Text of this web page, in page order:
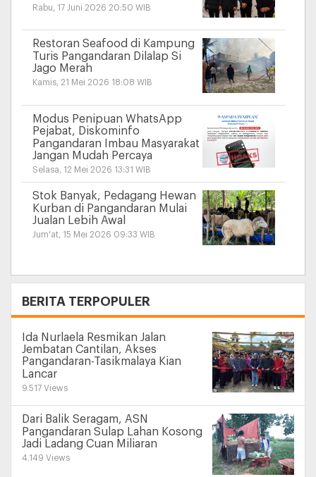
Rabu, 17 Juni 2026 20:50 WIB
Restoran Seafood di Kampung
Turis Pangandaran Dilalap Si
Jago Merah
Kamis, 21 Mei 2026 18:08 WIB
Modus Penipuan WhatsApp
Pejabat, Diskominfo
Pangandaran Imbau Masyarakat
Jangan Mudah Percaya
Selasa, 12 Mei 2026 13:31 WIB
Stok Banyak, Pedagang Hewan
Kurban di Pangandaran Mulai
Jualan Lebih Awal
Jum'at, 15 Mei 2026 09:33 WIB
BERITA TERPOPULER
Ida Nurlaela Resmikan Jalan
Jembatan Cantilan, Akses
Pangandaran-Tasikmalaya Kian
Lancar
9.517 Views
Dari Balik Seragam, ASN
Pangandaran Sulap Lahan Kosong
Jadi Ladang Cuan Miliaran
4.149 Views